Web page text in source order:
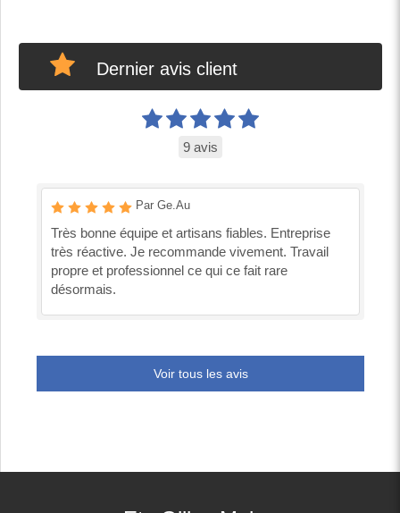
Dernier avis client
9 avis
Par Ge.Au
Très bonne équipe et artisans fiables. Entreprise
très réactive. Je recommande vivement. Travail
propre et professionnel ce qui ce fait rare
désormais.
Voir tous les avis